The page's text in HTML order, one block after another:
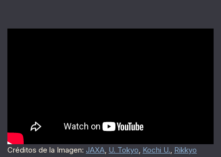
Créditos de la Imagen: JAXA, U. Tokyo, Kochi U., Rikkyo